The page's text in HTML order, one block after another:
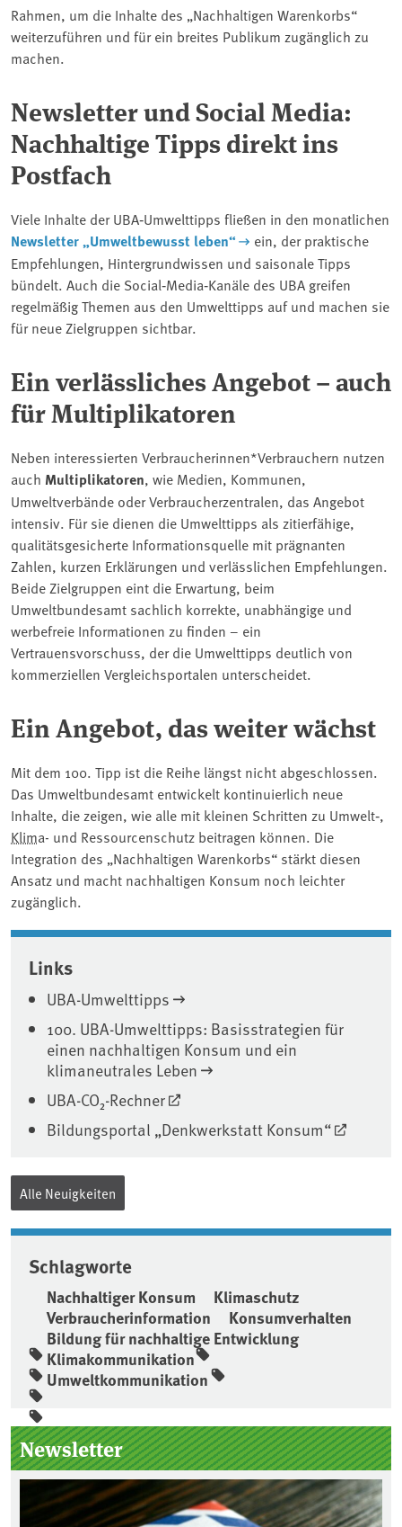
Rahmen, um die Inhalte des „Nachhaltigen Warenkorbs“
weiterzuführen und für ein breites Publikum zugänglich zu
machen.
Newsletter und Social Media:
Nachhaltige Tipps direkt ins
Postfach
Viele Inhalte der UBA‑Umwelttipps fließen in den monatlichen
Newsletter „Umweltbewusst leben“
ein, der praktische
Empfehlungen, Hintergrundwissen und saisonale Tipps
bündelt. Auch die Social‑Media‑Kanäle des UBA greifen
regelmäßig Themen aus den Umwelttipps auf und machen sie
für neue Zielgruppen sichtbar.
Ein verlässliches Angebot – auch
für Multiplikatoren
Neben interessierten Verbraucherinnen*Verbrauchern nutzen
auch Multiplikatoren, wie Medien, Kommunen,
Umweltverbände oder Verbraucherzentralen, das Angebot
intensiv. Für sie dienen die Umwelttipps als zitierfähige,
qualitätsgesicherte Informationsquelle mit prägnanten
Zahlen, kurzen Erklärungen und verlässlichen Empfehlungen.
Beide Zielgruppen eint die Erwartung, beim
Umweltbundesamt sachlich korrekte, unabhängige und
werbefreie Informationen zu finden – ein
Vertrauensvorschuss, der die Umwelttipps deutlich von
kommerziellen Vergleichsportalen unterscheidet.
Ein Angebot, das weiter wächst
Mit dem 100. Tipp ist die Reihe längst nicht abgeschlossen.
Das Umweltbundesamt entwickelt kontinuierlich neue
Inhalte, die zeigen, wie alle mit kleinen Schritten zu Umwelt‑,
Klima- und Ressourcenschutz beitragen können. Die
Integration des „Nachhaltigen Warenkorbs“ stärkt diesen
Ansatz und macht nachhaltigen Konsum noch leichter
zugänglich.
Associated content
Links
UBA-Umwelttipps
100. UBA-Umwelttipps: Basisstrategien für
einen nachhaltigen Konsum und ein
klimaneutrales Leben
UBA-CO₂-Rechner
Bildungsportal „Denkwerkstatt Konsum“
Alle Neuigkeiten
Schlagworte
Nachhaltiger Konsum
Klimaschutz
Verbraucherinformation
Konsumverhalten
Bildung für nachhaltige Entwicklung
Klimakommunikation
Umweltkommunikation
Seitenleiste
Newsletter